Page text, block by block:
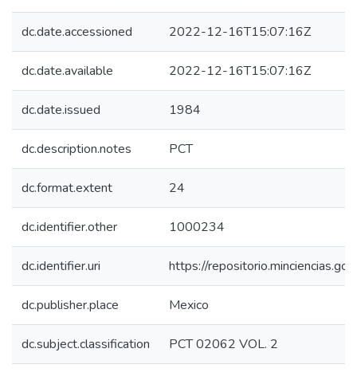
dc.date.accessioned 2022-12-16T15:07:16Z
dc.date.available 2022-12-16T15:07:16Z
dc.date.issued 1984
dc.description.notes PCT
dc.format.extent 24
dc.identifier.other 1000234
dc.identifier.uri https://
dc.publisher.place Mexico
dc.subject.classification PCT 02062 VOL. 2